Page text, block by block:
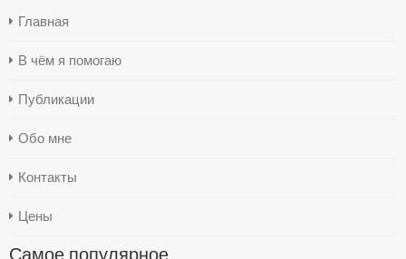
Главная
В чём я помогаю
Публикации
Обо мне
Контакты
Цены